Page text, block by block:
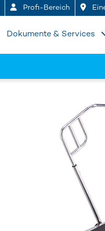
Profi-Bereich
Dokumente & Services